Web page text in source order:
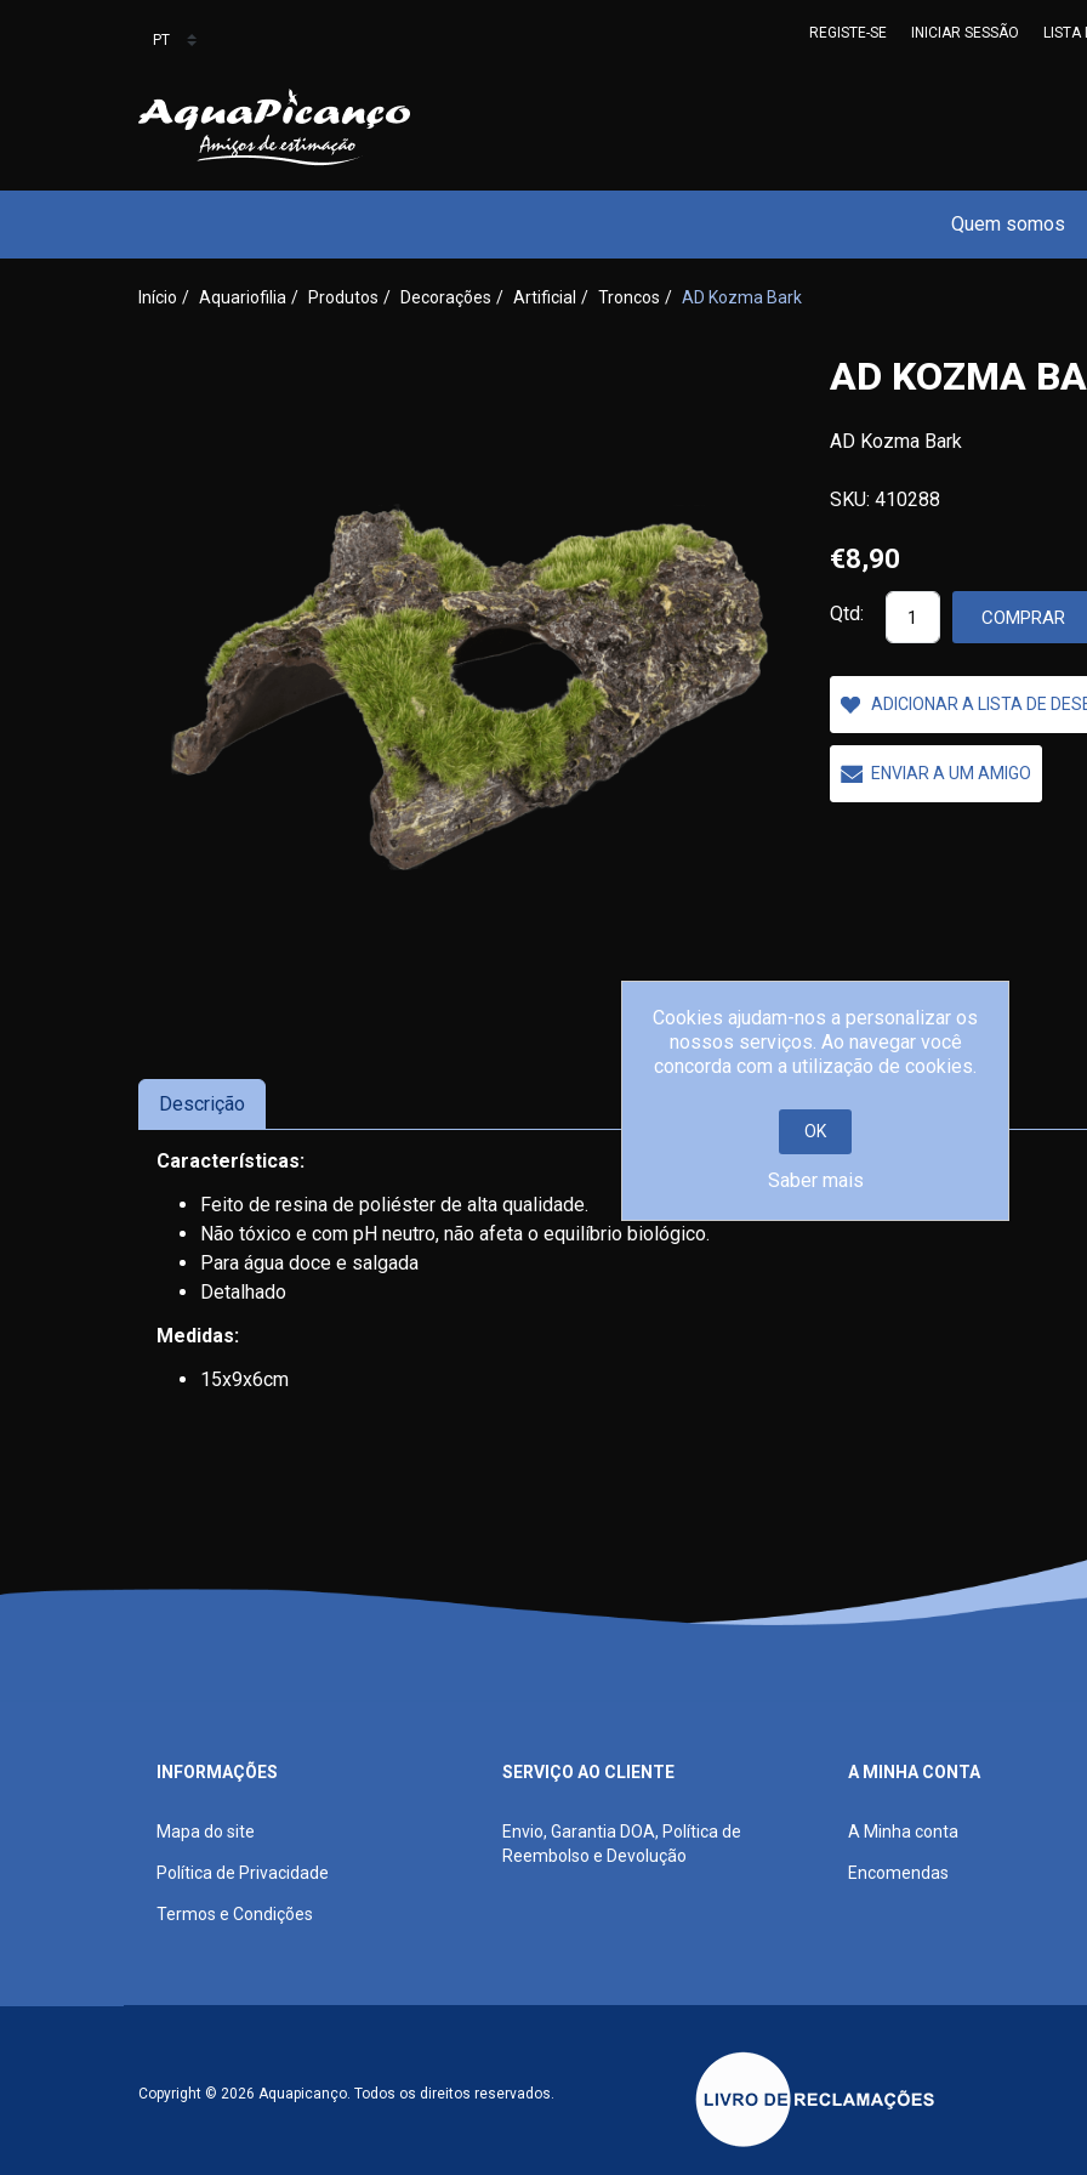
REGISTE-SE INICIAR SESSÃO LISTA
Quem somos
Início / Aquariofilia / Produtos / Decorações / Artificial / Troncos / AD Kozma Bark
AD KOZMA
AD Kozma Bark
SKU: 410288
€8,90
Qtd: COMPRAR
ADICIONAR A LISTA DE
ENVIAR A UM AMIGO
Descrição
Características:
Feito de resina de poliéster de alta qualidade.
Não tóxico e com pH neutro, não afeta o equilíbrio biológico.
Para água doce e salgada
Detalhado
Medidas:
15x9x6cm
INFORMAÇÕES
Mapa do site
Política de Privacidade
Termos e Condições
SERVIÇO AO CLIENTE
Envio, Garantia DOA, Política de
Reembolso e Devolução
A MINHA CONTA
A Minha conta
Encomendas
Copyright © 2026 Aquapicanço. Todos os direitos reservados.
Cookies ajudam-nos a personalizar os
nossos serviços. Ao navegar você
concorda com a utilização de cookies.
OK
Saber mais